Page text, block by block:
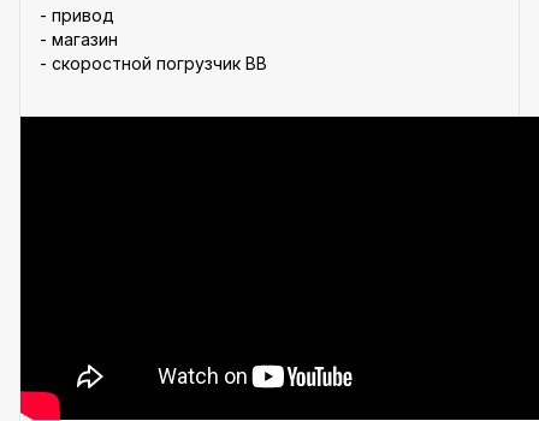
- привод
- магазин
- скоростной погрузчик BB